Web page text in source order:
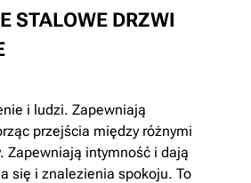
STALOWE DRZWI
i ludzi. Zapewniają
przejścia między różnymi
Zapewniają intymność i dają
się i znalezienia spokoju. To